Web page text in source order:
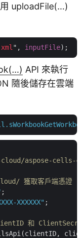
用 uploadFile(…)
", inputFile
API 來執行
隨後儲存在雲端
aspose-cells-
獲取客戶端憑證
XXXXXX" ;
和